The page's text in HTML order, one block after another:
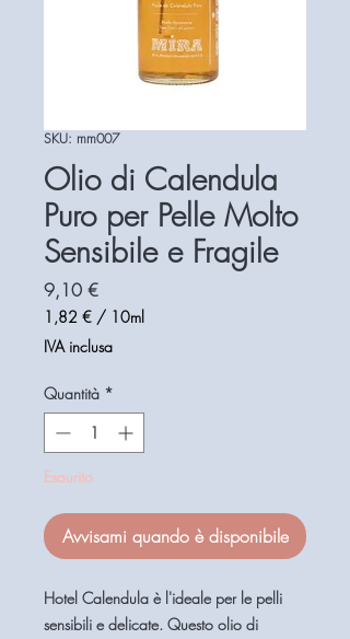
SKU: mm007
Olio di Calendula
Puro per Pelle Molto
Sensibile e Fragile
9,10 €Prezzo
1,82 € / 10ml
1,82 €
ogni
Millilitri
IVA inclusa
Quantità *
Esaurito
Avvisami quando è disponibile
Hotel Calendula è l'ideale per le pelli
sensibili e delicate. Questo olio di